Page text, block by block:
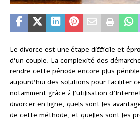
Le divorce est une étape difficile et
d’un couple. La complexité des
rendre cette période encore plus
aujourd’hui des solutions pour faciliter
notamment grâce à l’utilisation
divorcer en ligne, quels sont les
de cette méthode, et quelles sont les